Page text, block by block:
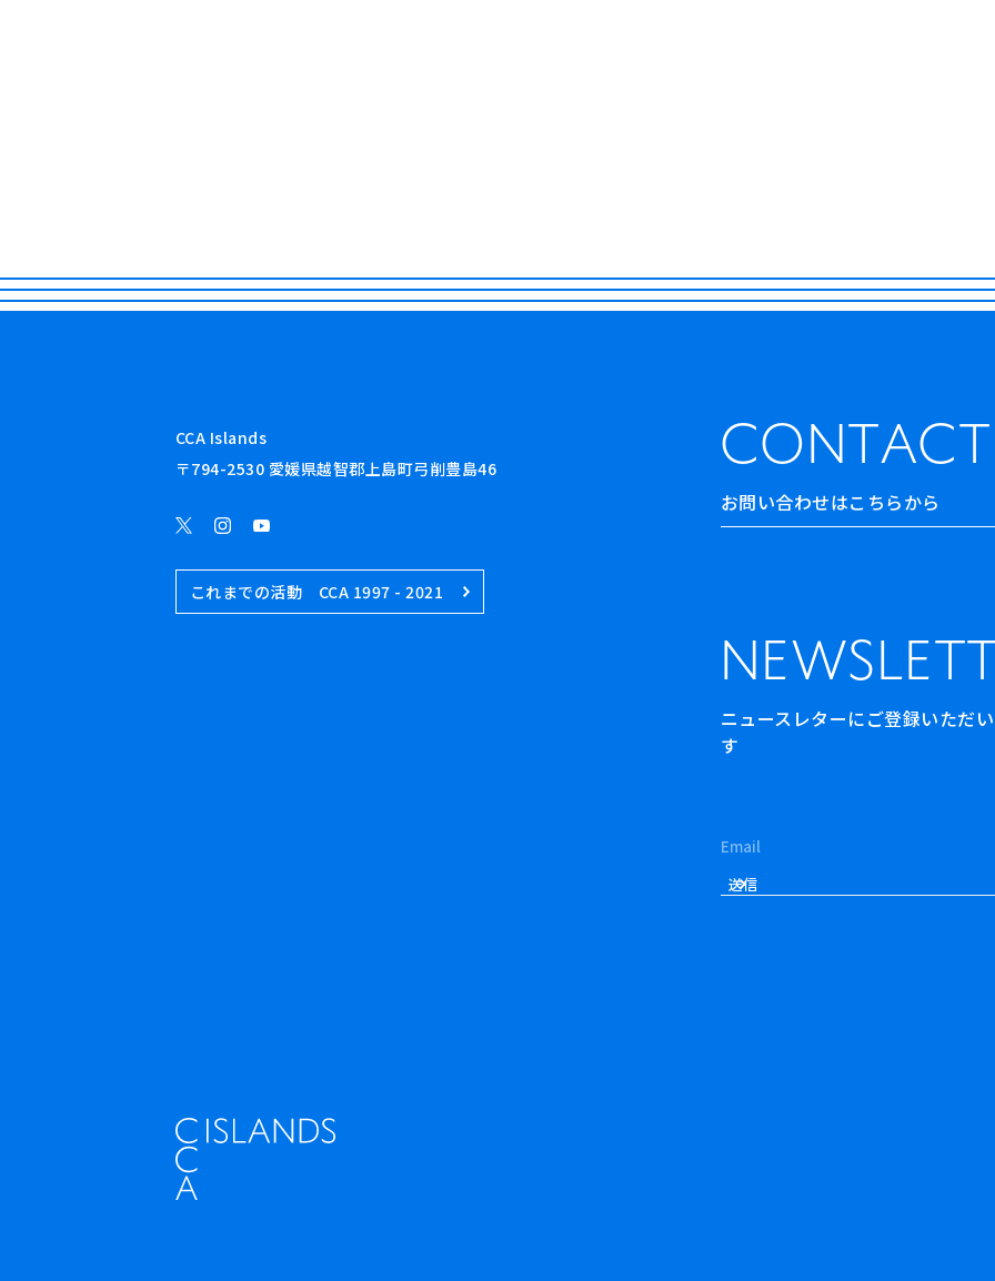
CONTACT
お問い合わせはこちらから
ニュースレターにご登録いただ
す
CCA Islands
〒794-2530 愛媛県越智郡上島町弓削豊島46
これまでの活動 CCA 1997 - 2021